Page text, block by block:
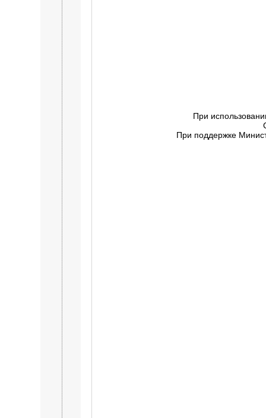
При
При поддержке